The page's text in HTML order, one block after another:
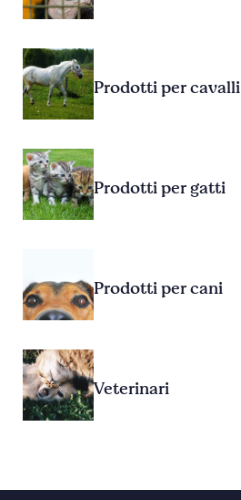
Prodotti per cavalli
Prodotti per gatti
Prodotti per cani
Veterinari